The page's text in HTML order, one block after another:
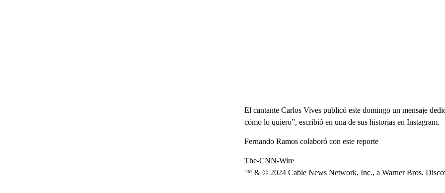
El cantante Carlos Vives publicó este domingo un mensaje
cómo lo quiero”, escribió en una de sus historias en Instagram.
Fernando Ramos colaboró con este reporte
The-CNN-Wire
™ & © 2024 Cable News Network, Inc., a Warner Bros.